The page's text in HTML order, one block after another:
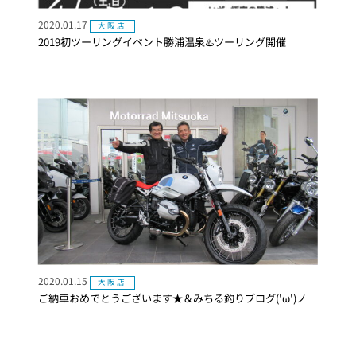
2019初ツーリングイベント勝浦温泉♨️ツーリング開催
2020.01.17 大阪店
ご納車おめでとうございます★＆みちる釣りブログ('ω')ノ
2020.01.15 大阪店